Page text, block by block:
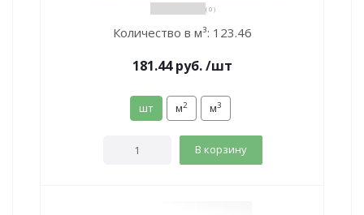
( 0 )
Количество в м³: 123.46
181.44руб./шт
шт м2 м3
В корзину